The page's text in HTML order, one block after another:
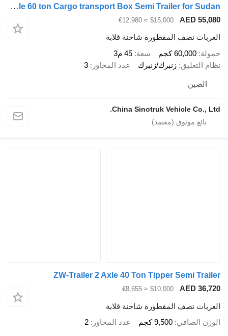
ZW-Trailer 3 axle 60 ton Cargo transport Box Semi Trailer for Sudan
AED
$15,000
≈ €12,980
نصف المقطورة شاحنة قلابة
60,000 كجم سعة
45 م3
التعليق زنبرك/زنبرك عدد المحاور 3
الصين
China Sinotruk Vehicle Co.,
ZW-Trailer 2 Axle 40 Ton Tipper Semi
AED
$10,000
≈ €8,655
نصف المقطورة شاحنة قلابة
الصافي 9,500 كجم عدد المحاور 2